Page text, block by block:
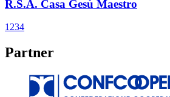
R.S.A. Casa Gesù Maestro
1234
Partner